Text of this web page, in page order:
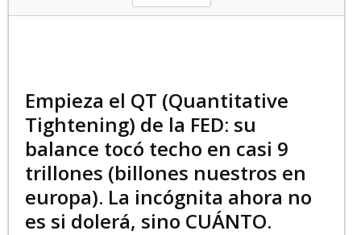
Empieza el QT (Quantitative
Tightening) de la FED: su
balance tocó techo en casi 9
trillones (billones nuestros en
europa). La incógnita ahora no
es si dolerá, sino CUÁNTO.